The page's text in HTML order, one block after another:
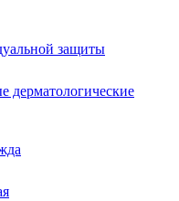
защиты
дерматологические